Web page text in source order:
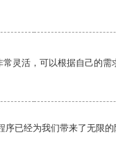
灵活，可以根据自己的需
序已经为我们带来了无限